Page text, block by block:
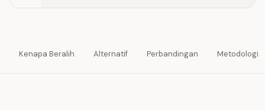
Kenapa Beralih Alternatif Perbandingan Metodologi